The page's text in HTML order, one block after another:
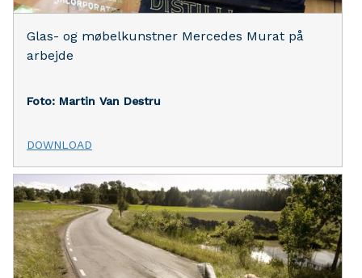
Glas- og møbelkunstner Mercedes Murat på
arbejde
Foto: Martin Van Destru
DOWNLOAD